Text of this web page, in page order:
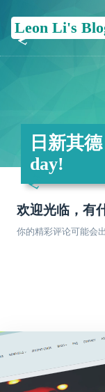
Leon Li's
日新其
day!
欢迎光临，有
你的精彩评论可能会